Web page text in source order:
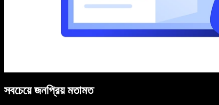
সবচেয়ে জনপ্রিয় মতামত